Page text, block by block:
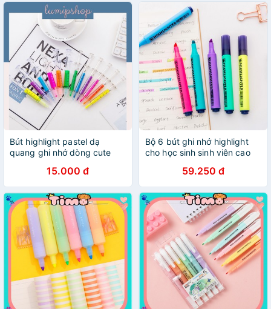
Bút highlight pastel dạ
quang ghi nhớ dòng cute
15.000 đ
Bộ 6 bút ghi nhớ highlight
cho học sinh sinh viên cao
59.250 đ